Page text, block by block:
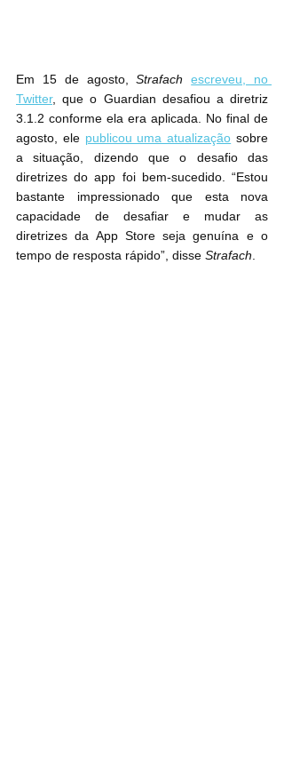
Em 15 de agosto, Strafach
escreveu, no
Twitter, que o Guardian desafiou a diretriz
3.1.2 conforme ela era aplicada. No final de
agosto, ele publicou uma atualização sobre
a situação, dizendo que o desafio das
diretrizes do app foi bem-sucedido. “Estou
bastante impressionado que esta nova
capacidade de desafiar e mudar as
diretrizes da App Store seja genuína e o
tempo de resposta rápido”, disse Strafach